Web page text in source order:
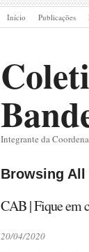
Início Publicações
Integrante da
Browsing All
CAB | Fique em
20/04/2020